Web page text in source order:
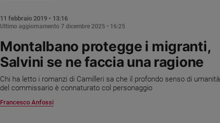
Chiesa
spiritualità
Devozione
fede
Montalbano protegge i migranti,
Salvini se ne faccia una ragione
Chi ha letto i romanzi di Camilleri sa che il profondo senso di umanità
del commissario è connaturato col personaggio
Francesco Anfossi
11 febbraio 2019 • 13:16
Ultimo aggiornamento 7 dicembre 2025 • 16:25